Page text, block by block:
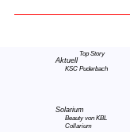
Aktuell
Top Story
KSC Puderbach
Solarium
Beauty von KBL
Collarium